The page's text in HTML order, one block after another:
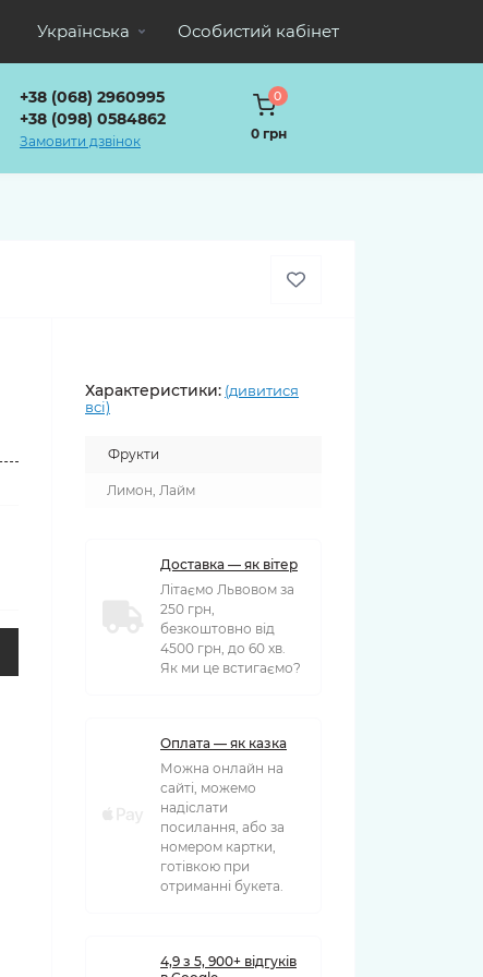
Українська Особистий кабінет
+38 (068) 2960995
+38 (098) 0584862
Замовити дзвінок
0
0 грн
Характеристики: (дивитися
всі)
Фрукти
Лимон, Лайм
Доставка — як вітер
Літаємо Львовом за
250 грн,
безкоштовно від
4500 грн, до 60 хв.
Як ми це встигаємо?
Оплата — як казка
Можна онлайн на
сайті, можемо
надіслати
посилання, або за
номером картки,
готівкою при
отриманні букета.
4,9 з 5, 900+ відгуків